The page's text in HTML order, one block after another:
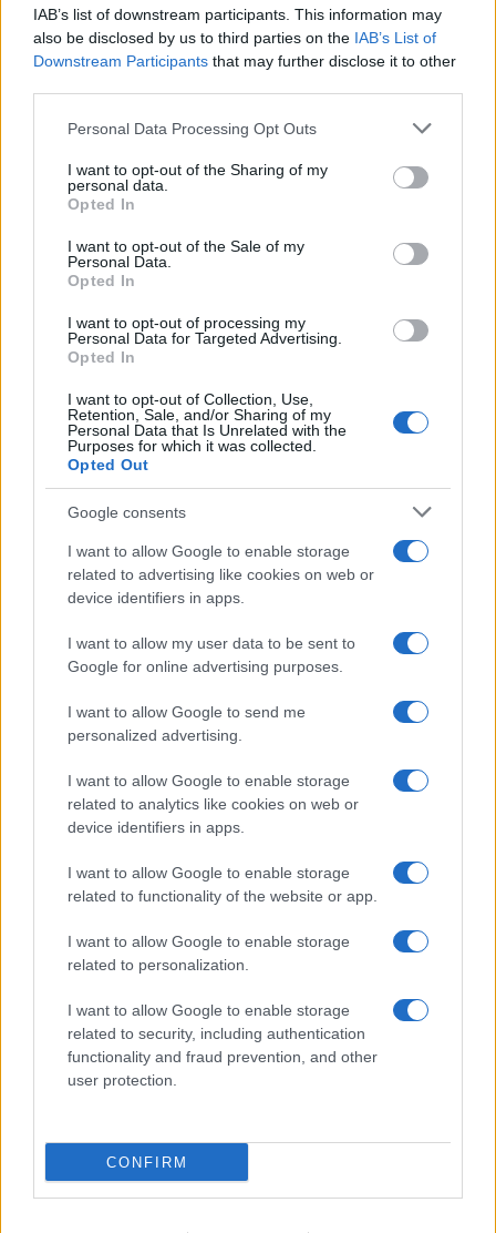
IAB’s list of downstream participants. This information may
also be disclosed by us to third parties on the IAB’s List of
Downstream Participants that may further disclose it to other
Please note that this website/app uses one or more Google
not limited to your visit or usage behaviour. You may click to
grant or deny consent to Google and its third-party tags to
use your data for below specified purposes in below Google
consent section.
Personal Data Processing Opt Outs
I want to opt-out of the Sharing of my
personal data.
Opted In
I want to opt-out of the Sale of my
Personal Data.
Opted In
I want to opt-out of processing my
Personal Data for Targeted Advertising.
Opted In
I want to opt-out of Collection, Use,
Retention, Sale, and/or Sharing of my
Personal Data that Is Unrelated with the
Purposes for which it was collected.
Opted Out
Google consents
I want to allow Google to enable storage
related to advertising like cookies on web or
device identifiers in apps.
I want to allow my user data to be sent to
Google for online advertising purposes.
I want to allow Google to send me
personalized advertising.
I want to allow Google to enable storage
related to analytics like cookies on web or
device identifiers in apps.
I want to allow Google to enable storage
related to functionality of the website or app.
I want to allow Google to enable storage
related to personalization.
I want to allow Google to enable storage
related to security, including authentication
functionality and fraud prevention, and other
user protection.
CONFIRM
Olbia, divieto di sosta contro spaccio e degrado:
esplode la protesta
Pausa caffè impeccabile: come scegliere la
soluzione ideale per la casa e l’ufficio
Monte Pino, la fine di un lungo dolore: storia e
rinascita della strada che segnò la Gallura
Raid nelle campagne di Berchidda, rischio per
NECROLOGIE
Mario Malu
Paolo Pinna
Martina Agostina Diturco
I nostri cari
I nostri cari